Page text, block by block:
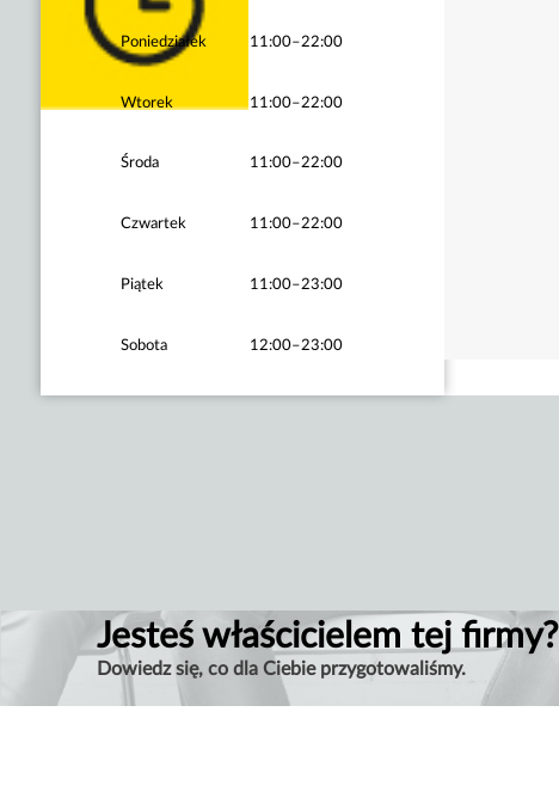
Poniedziałek 11:00–22:00
Wtorek 11:00–22:00
Środa 11:00–22:00
Czwartek 11:00–22:00
Piątek 11:00–23:00
Sobota 12:00–23:00
Jesteś właścicielem tej firmy?
Dowiedz się, co dla Ciebie przygotowaliśmy.